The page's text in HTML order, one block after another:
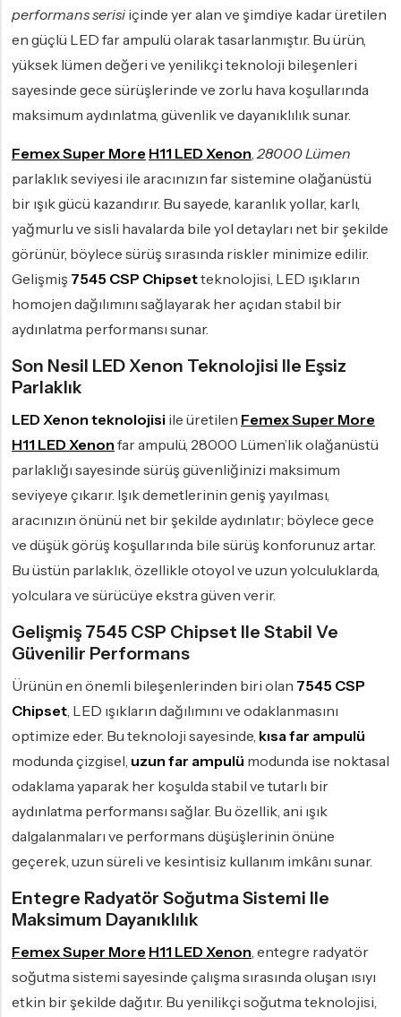
performans serisiiçinde yer alan ve şimdiye kadar üretilen
en güçlü LED far ampulü olarak tasarlanmıştır. Bu ürün,
yüksek lümen değeri ve yenilikçi teknoloji bileşenleri
sayesinde gece sürüşlerinde ve zorlu hava koşullarında
maksimum aydınlatma, güvenlik ve dayanıklılık sunar.
Femex Super More H11 LED Xenon,28000 Lümen
parlaklık seviyesi ile aracınızın far sistemine olağanüstü
bir ışık gücü kazandırır. Bu sayede, karanlık yollar, karlı,
yağmurlu ve sisli havalarda bile yol detayları net bir şekilde
görünür, böylece sürüş sırasında riskler minimize edilir.
Gelişmiş 7545 CSP Chipsetteknolojisi, LED ışıkların
homojen dağılımını sağlayarak her açıdan stabil bir
aydınlatma performansı sunar.
Son Nesil LED Xenon Teknolojisi Ile Eşsiz
Parlaklık
LED Xenon teknolojisi ile üretilen Femex Super More
H11 LED Xenon far ampulü, 28000 Lümen’lik olağanüstü
parlaklığı sayesinde sürüş güvenliğinizi maksimum
seviyeye çıkarır. Işık demetlerinin geniş yayılması,
aracınızın önünü net bir şekilde aydınlatır; böylece gece
ve düşük görüş koşullarında bile sürüş konforunuz artar.
Bu üstün parlaklık, özellikle otoyol ve uzun yolculuklarda,
yolculara ve sürücüye ekstra güven verir.
Gelişmiş 7545 CSP Chipset Ile Stabil Ve
Güvenilir Performans
Ürünün en önemli bileşenlerinden biri olan 7545 CSP
Chipset, LED ışıkların dağılımını ve odaklanmasını
optimize eder. Bu teknoloji sayesinde, kısa far ampulü
modunda çizgisel, uzun far ampulü modunda ise noktasal
odaklama yaparak her koşulda stabil ve tutarlı bir
aydınlatma performansı sağlar. Bu özellik, ani ışık
dalgalanmaları ve performans düşüşlerinin önüne
geçerek, uzun süreli ve kesintisiz kullanım imkânı sunar.
Entegre Radyatör Soğutma Sistemi Ile
Maksimum Dayanıklılık
Femex Super More H11 LED Xenon, entegre radyatör
soğutma sistemi sayesinde çalışma sırasında oluşan ısıyı
etkin bir şekilde dağıtır. Bu yenilikçi soğutma teknolojisi,